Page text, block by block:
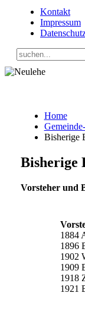
Kontakt
Impressum
Home
Bisherige
Bisherige
Vorsteher und
1884
1896
1902
1909
1918
1921